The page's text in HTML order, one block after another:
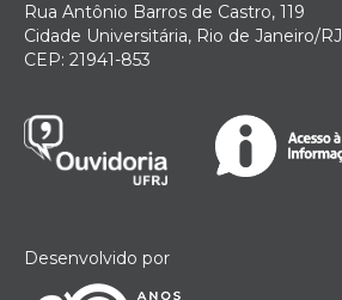
Rua Antônio Barros de Castro, 119
Cidade Universitária, Rio de Janeiro/RJ
CEP: 21941-853
Desenvolvido por